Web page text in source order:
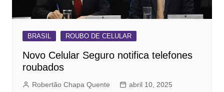
BRASIL ROUBO DE CELULAR
Novo Celular Seguro notifica telefones
roubados
Robertão Chapa Quente
abril 10, 2025